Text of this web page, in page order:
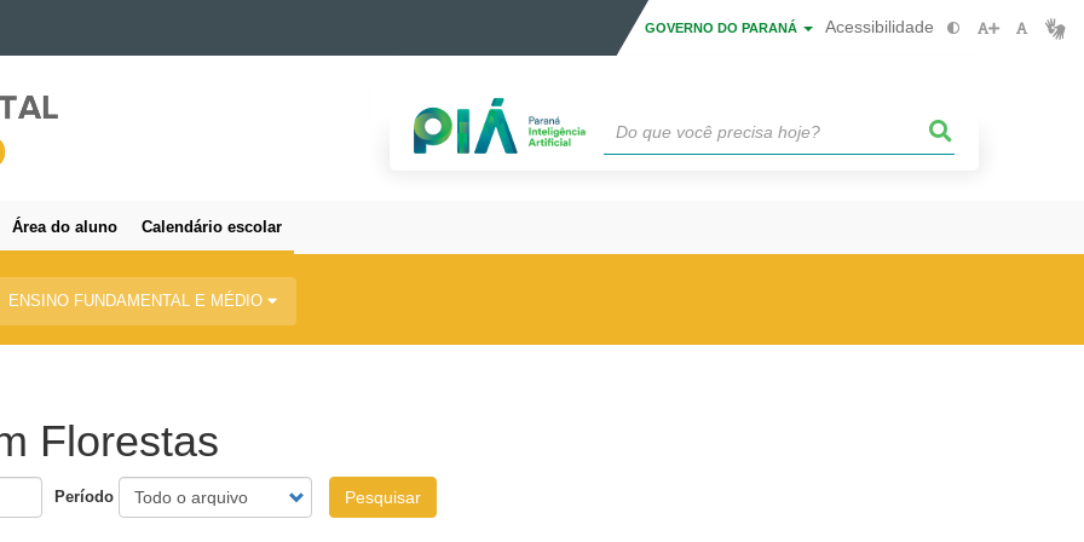
GOVERNO DO PARANÁ Acessibilidade
Área do aluno Calendário escolar
ENSINO FUNDAMENTAL E MÉDIO
Florestas
Período Pesquisar